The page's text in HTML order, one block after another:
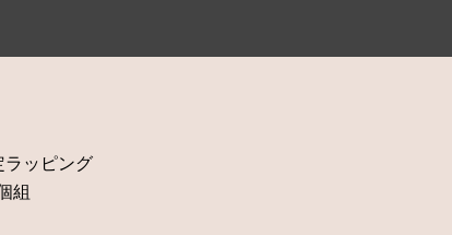
ラッピング
組